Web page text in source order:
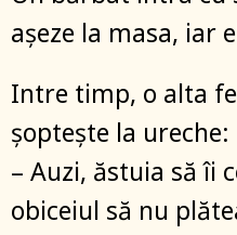
așeze la masa, iar
Intre timp, o alta
șoptește la ureche:
– Auzi, ăstuia să îi
obiceiul să nu